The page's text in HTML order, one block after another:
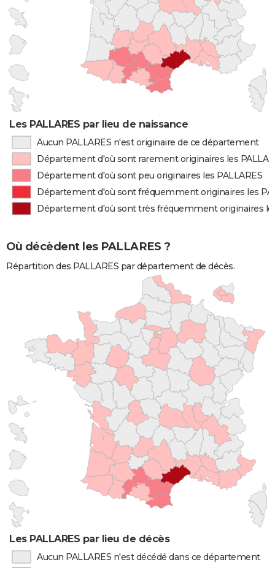
Les PALLARES par lieu de naissance
Aucun PALLARES n'est originaire de ce département
Département d'où sont rarement originaires les
Département d'où sont peu originaires les PALLARES
Département d'où sont fréquemment originaires les
Département d'où sont très fréquemment originaires
Où décèdent les PALLARES ?
Répartition des PALLARES par département de décès.
Les PALLARES par lieu de décès
Aucun PALLARES n'est décédé dans ce département